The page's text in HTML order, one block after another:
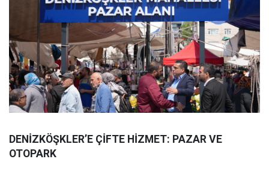
DENİZKÖŞKLER’E ÇİFTE HİZMET: PAZAR VE
OTOPARK